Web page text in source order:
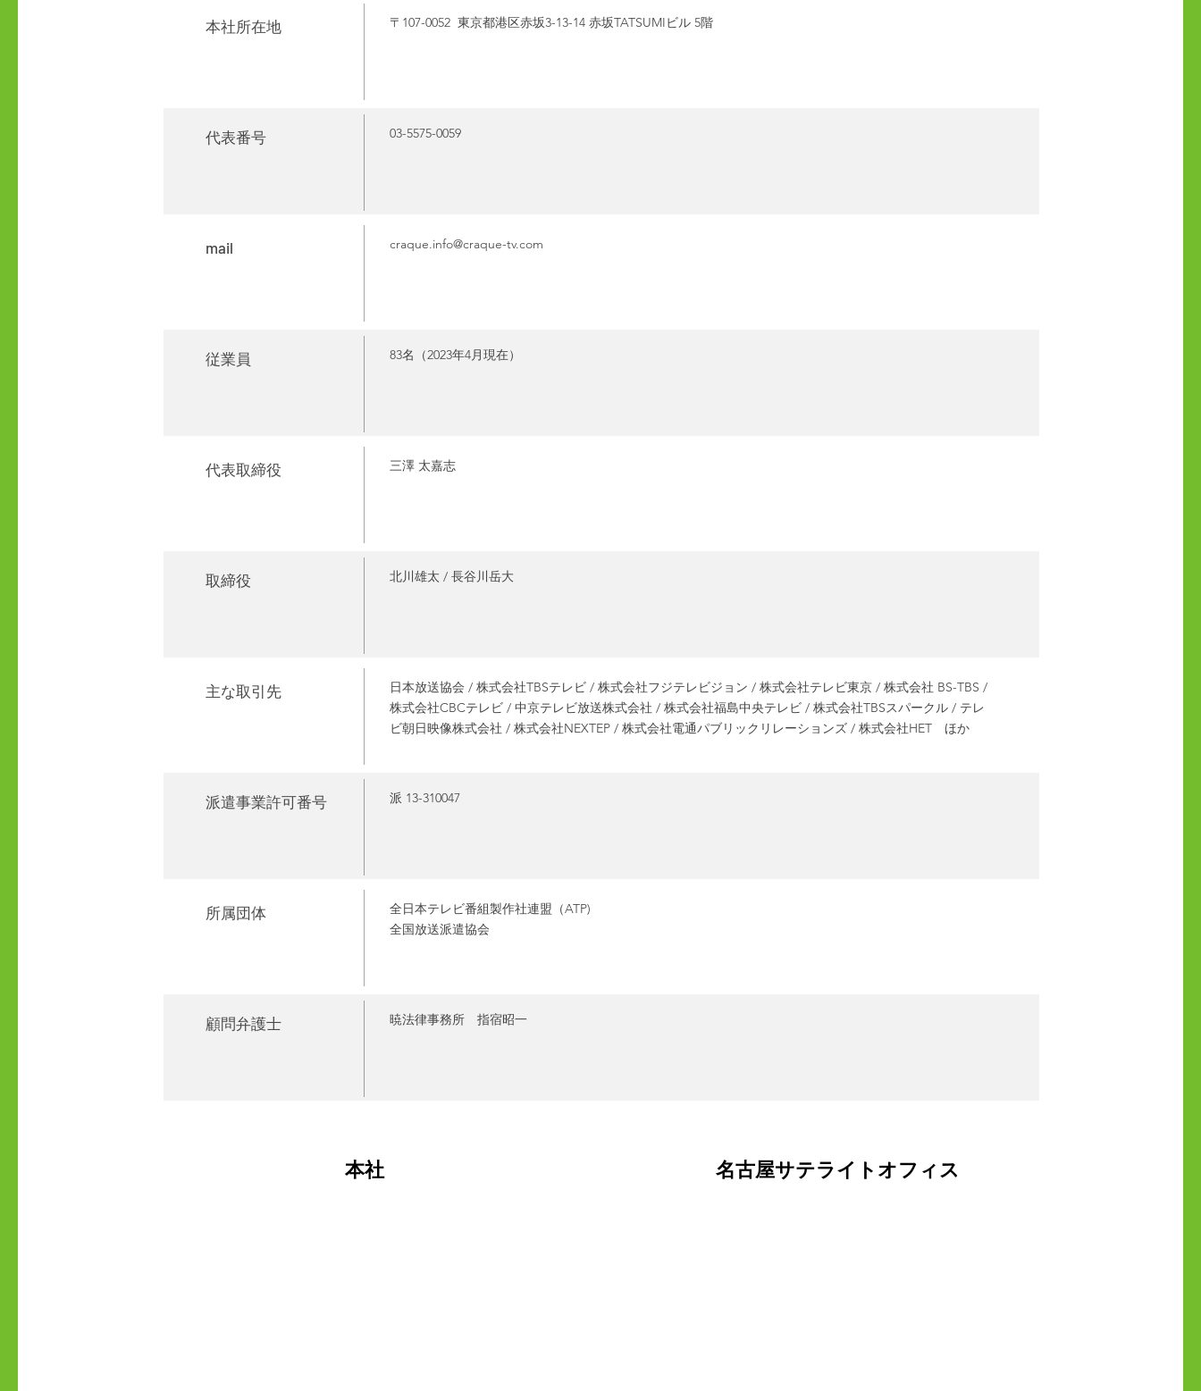
​本社所在地 〒107-0052 東京都港区赤坂3-13-14 赤坂TATSUMIビル 5階
​代表番号 03-5575-0059
mail craque.info@craque-tv.com
​従業員 83名（2023年4月現在）
​代表取締役 ​三澤 太嘉志
​取締役 北川雄太 / 長谷川岳大
​主な取引先
日本放送協会 / 株式会社TBSテレビ / 株式会社フジテレビジョン / 株式会社テレビ東京 / 株式会社 BS-TBS /
株式会社CBCテレビ / 中京テレビ放送株式会社 / 株式会社福島中央テレビ / 株式会社TBSスパークル / テレ
ビ朝日映像株式会社 / 株式会社NEXTEP / 株式会社電通パブリックリレーションズ / 株式会社HET ほか
派遣事業許可番号 派 13-310047
所属団体
全日本テレビ番組製作社連盟（ATP)
全国放送派遣協会
顧問弁護士 暁法律事務所 指宿昭一
​本社 名古屋サテライトオフィス